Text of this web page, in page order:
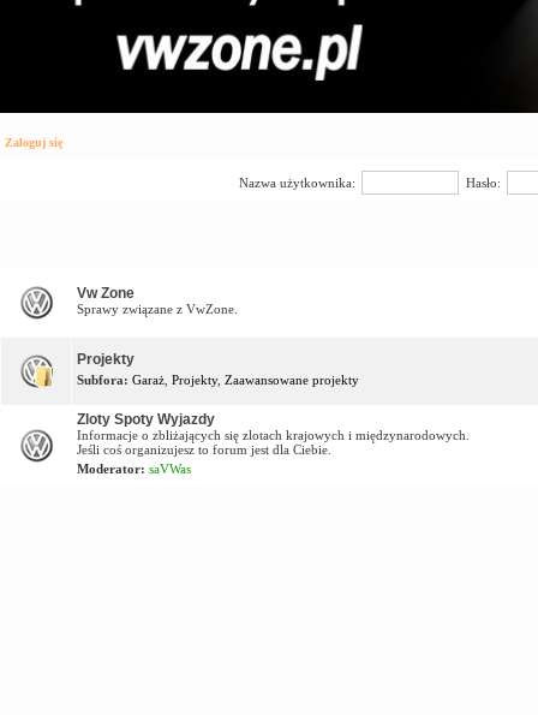
Zaloguj się
Nazwa użytkownika: Hasło:
Vw Zone
Sprawy związane z VwZone.
Projekty
Subfora: Garaż Projekty, Zaawansowane projekty
Zloty Spoty Wyjazdy
Informacje o zbliżających się zlotach krajowych i międzynarodowych.
Jeśli coś organizujesz to forum jest dla Ciebie.
Moderator: saVWas